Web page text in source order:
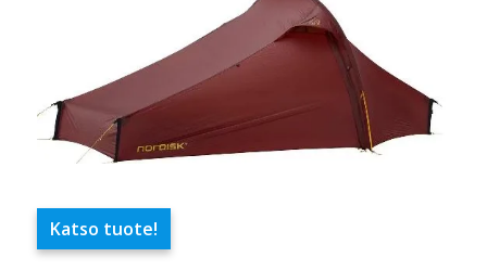
Katso tuote!